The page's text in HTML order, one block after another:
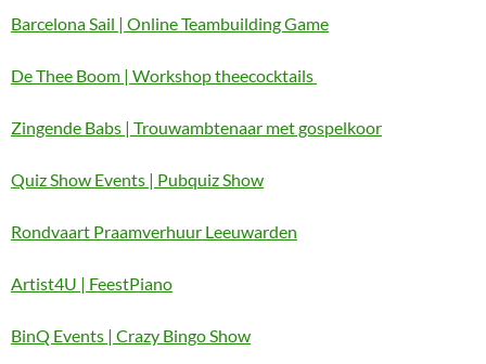
Barcelona Sail | Online Teambuilding Game
De Thee Boom | Workshop theecocktails
Zingende Babs | Trouwambtenaar met gospelkoor
Quiz Show Events | Pubquiz Show
Rondvaart Praamverhuur Leeuwarden
Artist4U | FeestPiano
BinQ Events | Crazy Bingo Show